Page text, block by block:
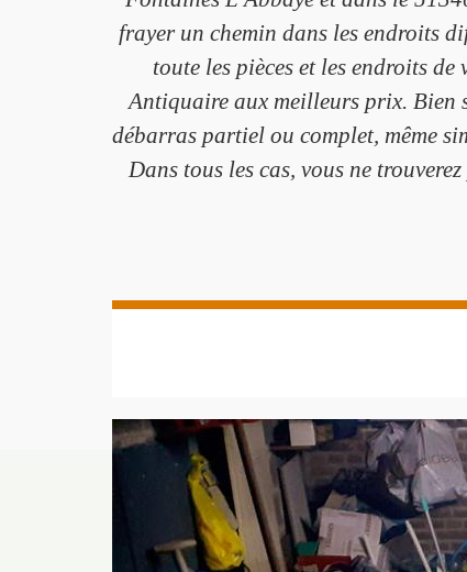
frayer un chemin dans les endroits
toute les pièces et les endroits
Antiquaire aux meilleurs prix. Bien
débarras partiel ou complet, même
Dans tous les cas, vous ne